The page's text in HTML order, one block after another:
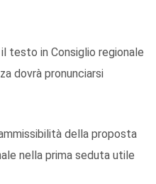
testo in Consiglio regionale
dovrà pronunciarsi
della proposta
nella prima seduta utile